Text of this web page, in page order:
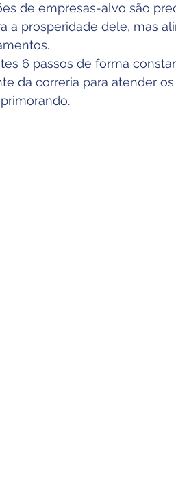
de empresas-alvo são
a prosperidade dele, mas
6 passos de forma
da correria para atender